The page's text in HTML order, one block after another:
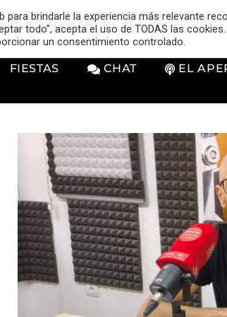
FIESTAS CHAT EL
brindarle la experiencia más relevante
todo", acepta el uso de TODAS las
un consentimiento controlado.